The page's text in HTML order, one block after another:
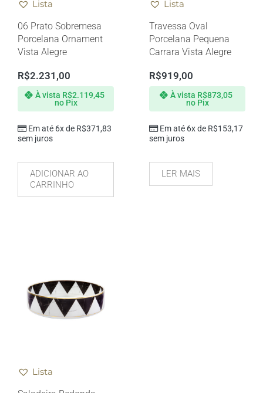
Lista
06 Prato Sobremesa
Porcelana Ornament
Vista Alegre
R$2.231,00
Em até 6x de R$371,83
sem juros
À vista R$2.119,45
no Pix
ADICIONAR AO
CARRINHO
Lista
Travessa Oval
Porcelana Pequena
Carrara Vista Alegre
R$919,00
Em até 6x de R$153,17
sem juros
À vista R$873,05
no Pix
LER MAIS
Lista